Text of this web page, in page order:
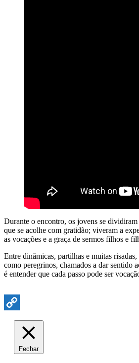
Durante o encontro, os jovens se
que se acolhe com gratidão; viveram a
as vocações e a graça de sermos filhos e
Entre dinâmicas, partilhas e muitas
como peregrinos, chamados a dar sentido
é entender que cada passo pode ser
Fechar